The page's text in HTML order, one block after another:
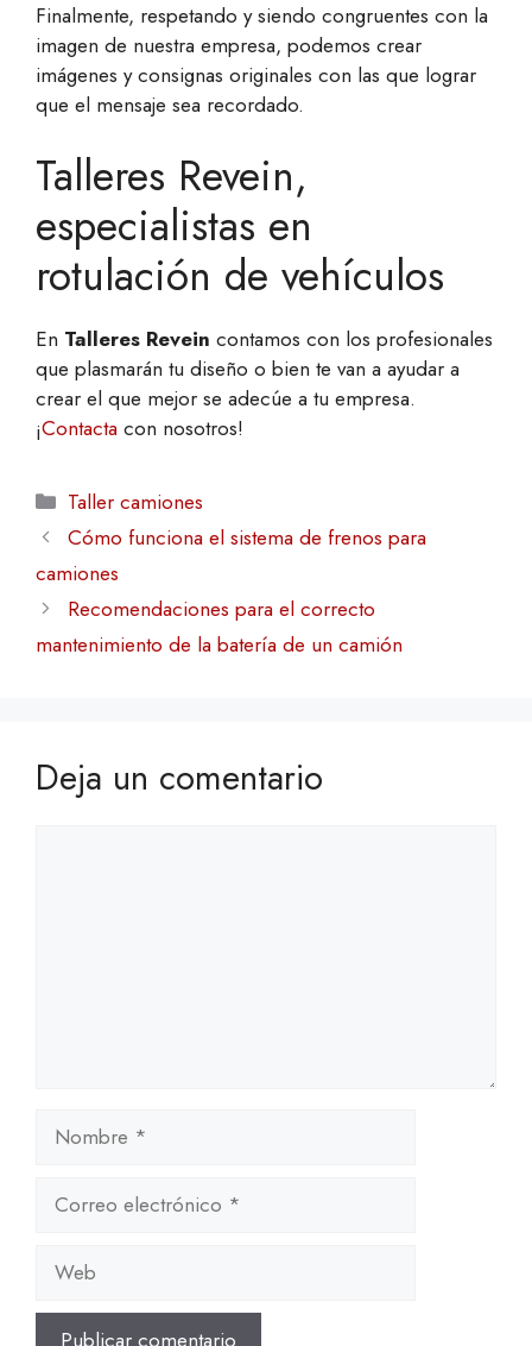
Finalmente, respetando y siendo congruentes con la
imagen de nuestra empresa, podemos crear
imágenes y consignas originales con las que lograr
que el mensaje sea recordado.
Talleres Revein,
especialistas en
rotulación de vehículos
En Talleres Revein contamos con los profesionales
que plasmarán tu diseño o bien te van a ayudar a
crear el que mejor se adecúe a tu empresa.
¡Contacta con nosotros!
Categorías
Taller camiones
Cómo funciona el sistema de frenos para
camiones
Recomendaciones para el correcto
mantenimiento de la batería de un camión
Deja un comentario
Nombre
electrónico